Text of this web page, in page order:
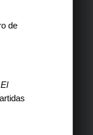
de
El